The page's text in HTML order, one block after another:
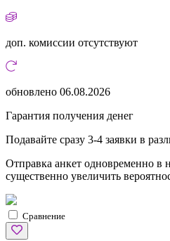
доп. комиссии отсутствуют
обновлено 06.08.2026
Гарантия получения денег
Подавайте сразу 3-4 заявки в
Отправка анкет одновременно в
существенно увеличить
Сравнение